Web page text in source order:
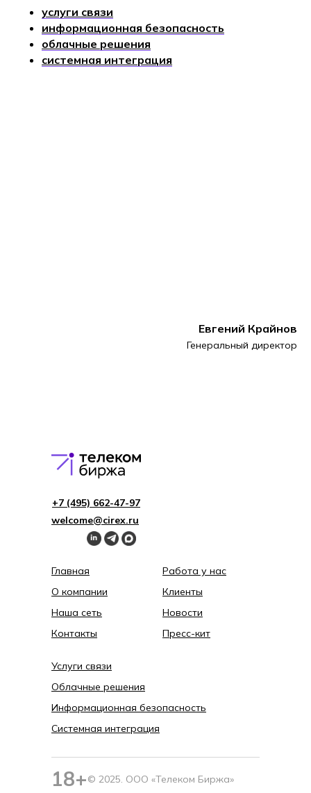
услуги связи
информационная безопасность
облачные решения
системная интеграция
Главная
Работа у нас
welcome@cirex.ru
+7 (495) 662-4 7-97
Услуги связи
Информационная безопасность